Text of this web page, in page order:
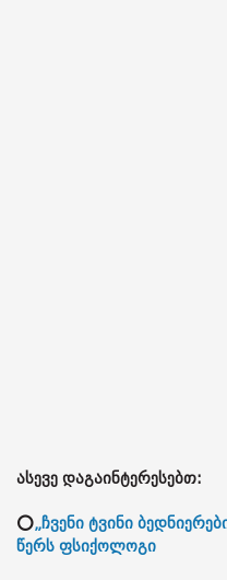
ასევე დაგაინტერესებთ:
⭕„ჩვენი ტვინი
წერს ფსიქოლოგი